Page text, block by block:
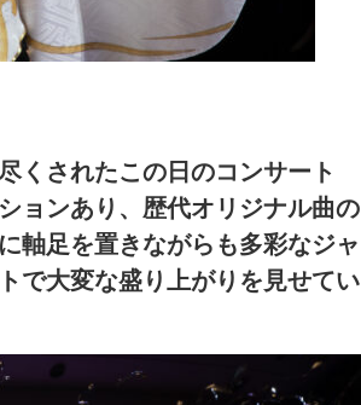
くされたこの日のコンサート
ョンあり、歴代オリジナル曲の
軸足を置きながらも多彩なジャ
で大変な盛り上がりを見せてい